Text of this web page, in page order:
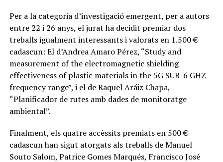
Per a la categoria d’investigació emergent, per a autors
entre 22 i 26 anys, el jurat ha decidit premiar dos
treballs igualment interessants i valorats en 1.500 €
cadascun: El d’Andrea Amaro Pérez, “Study and
measurement of the electromagnetic shielding
effectiveness of plastic materials in the 5G SUB-6 GHZ
frequency range”, i el de Raquel Aráiz Chapa,
“Planificador de rutes amb dades de monitoratge
ambiental”.
Finalment, els quatre accèssits premiats en 500 €
cadascun han sigut atorgats als treballs de Manuel
Souto Salom, Patrice Gomes Marqués, Francisco José